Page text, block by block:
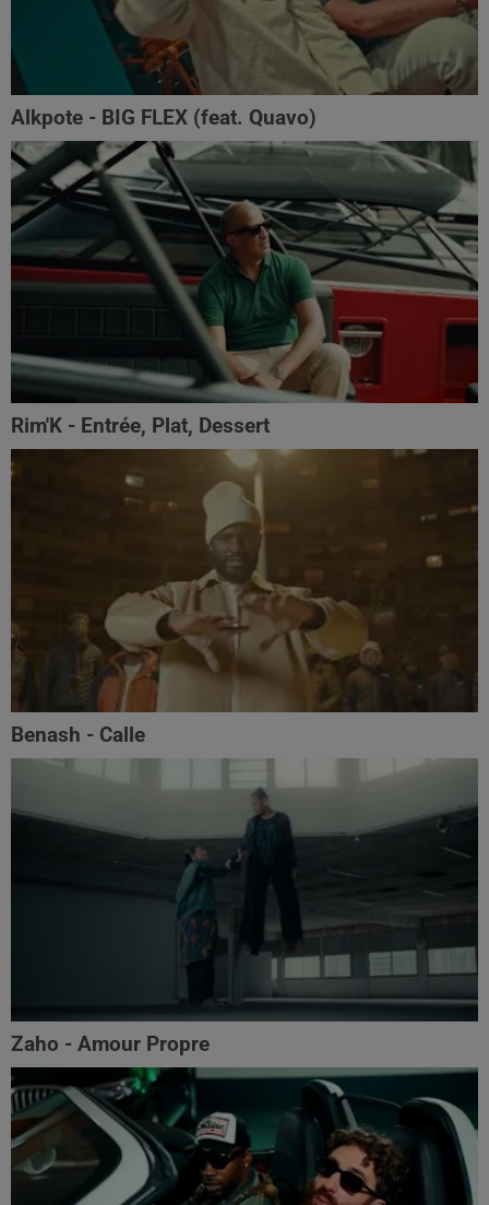
Alkpote - BIG FLEX (feat. Quavo)
Rim'K - Entrée, Plat, Dessert
Benash - Calle
Zaho - Amour Propre